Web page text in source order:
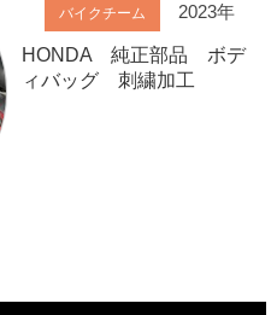
バイクチーム 2023年
HONDA 純正部品 ボデ
ィバッグ 刺繍加工